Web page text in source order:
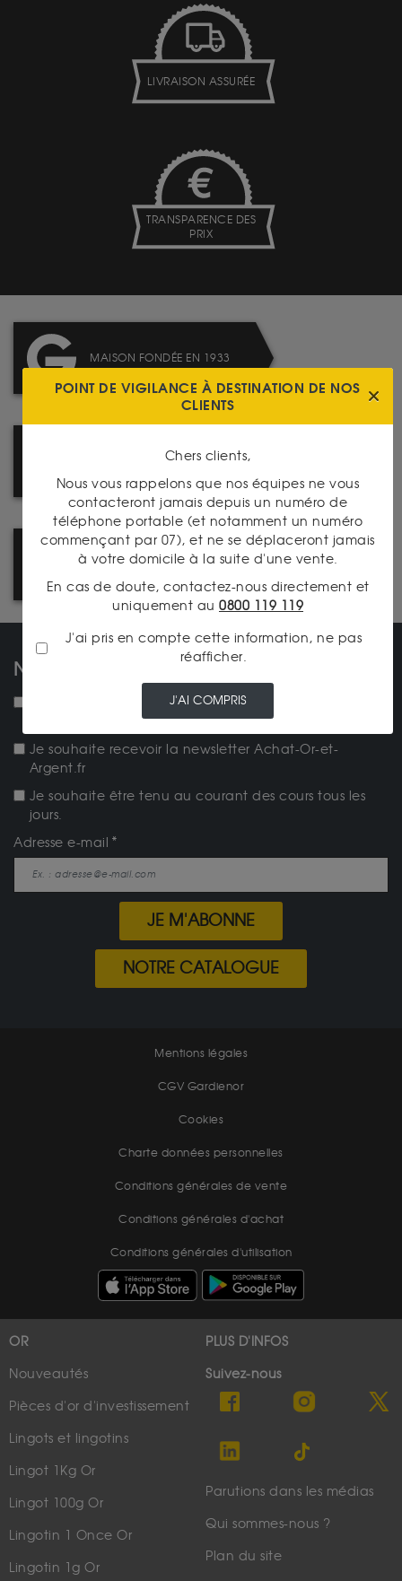
LIVRAISON ASSURÉE
TRANSPARENCE DES
PRIX
MAISON FONDÉE EN 1933
MEILLEURES CONDITIONS SUR
NOTRE SITE PRO
LIVRAISON : TABLEAU DES
NOS NEWSLETTERS
NEW ! Je souhaite recevoir la lettre d'actualités
Je souhaite recevoir la newsletter Achat-Or-et-
Argent.fr
Je souhaite être tenu au courant des cours tous les
jours.
Adresse e-mail
JE M'ABONNE
NOTRE CATALOGUE
Mentions légales
CGV Gardienor
Cookies
Charte données personnelles
Conditions générales de vente
Conditions générales d'achat
Conditions générales d'utilisation
OR
Nouveautés
Pièces d'or d'investissement
Lingots et lingotins
Lingot 1Kg Or
Lingot 100g Or
Lingotin 1 Once Or
Lingotin 1g Or
PLUS D'INFOS
Suivez-nous
Parutions dans les médias
Qui sommes-nous ?
Plan du site
POINT DE VIGILANCE À DESTINATION DE NOS
CLIENTS
Chers clients,
Nous vous rappelons que nos équipes ne vous
contacteront jamais depuis un numéro de
téléphone portable (et notamment un numéro
commençant par 07), et ne se déplaceront jamais
à votre domicile à la suite d'une vente.
En cas de doute, contactez-nous directement et
uniquement au 0800 119 119
J'ai pris en compte cette information, ne pas
réafficher.
J'AI COMPRIS